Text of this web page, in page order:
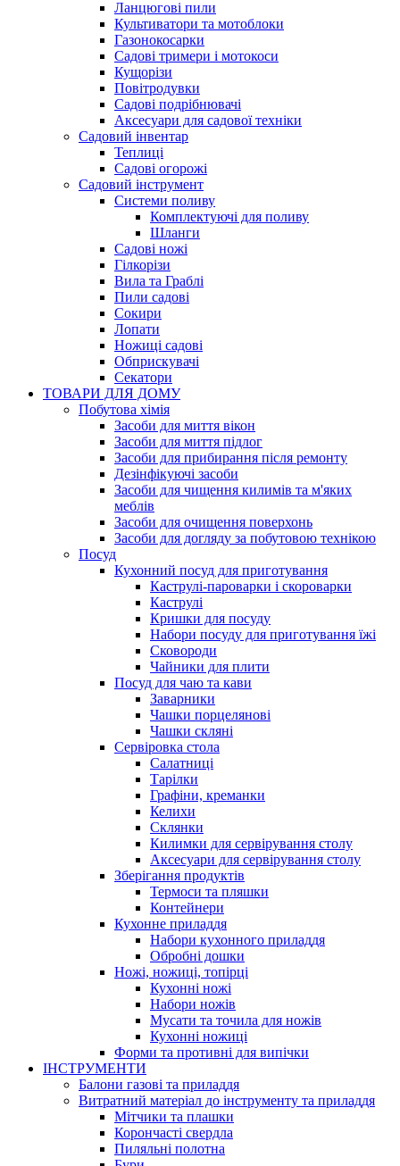
Ланцюгові пили
Культиватори та мотоблоки
Газонокосарки
Садові тримери і мотокоси
Кущорізи
Повітродувки
Садові подрібнювачі
Аксесуари для садової техніки
Садовий інвентар
Теплиці
Садові огорожі
Садовий інструмент
Системи поливу
Комплектуючі для поливу
Шланги
Садові ножі
Гілкорізи
Вила та Граблі
Пили садові
Сокири
Лопати
Ножиці садові
Обприскувачі
Секатори
ТОВАРИ ДЛЯ ДОМУ
Побутова хімія
Засоби для миття вікон
Засоби для миття підлог
Засоби для прибирання після ремонту
Дезінфікуючі засоби
Засоби для чищення килимів та м'яких
меблів
Засоби для очищення поверхонь
Засоби для догляду за побутовою технікою
Посуд
Кухонний посуд для приготування
Каструлі-пароварки і скороварки
Каструлі
Кришки для посуду
Набори посуду для приготування їжі
Сковороди
Чайники для плити
Посуд для чаю та кави
Заварники
Чашки порцелянові
Чашки скляні
Сервіровка стола
Салатниці
Тарілки
Графіни, креманки
Келихи
Склянки
Килимки для сервірування столу
Аксесуари для сервірування столу
Зберігання продуктів
Термоси та пляшки
Контейнери
Кухонне приладдя
Набори кухонного приладдя
Обробні дошки
Ножі, ножиці, топірці
Кухонні ножі
Набори ножів
Мусати та точила для ножів
Кухонні ножиці
Форми та противні для випічки
ІНСТРУМЕНТИ
Балони газові та приладдя
Витратний матеріал до інструменту та приладдя
Мітчики та плашки
Корончасті свердла
Пиляльні полотна